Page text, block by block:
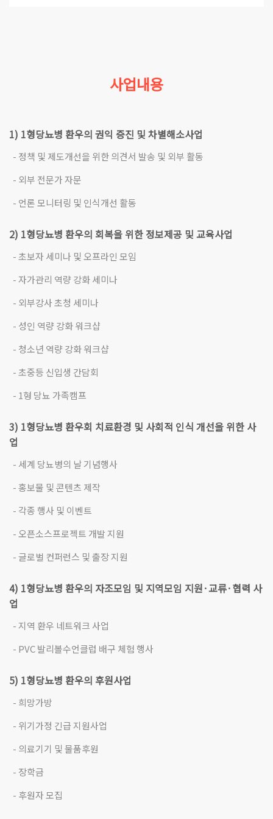
사업내용
1) 1형당뇨병 환우의 권익 증진 및 차별해소사업
- 정책 및 제도개선을 위한 의견서 발송 및 외부 활동
- 외부 전문가 자문
- 언론 모니터링 및 인식개선 활동
2) 1형당뇨병 환우의 회복을 위한 정보제공 및 교육사업
- 초보자 세미나 및 오프라인 모임
- 자가관리 역량 강화 세미나
- 외부강사 초청 세미나
- 성인 역량 강화 워크샵
- 청소년 역량 강화 워크샵
- 초중등 신입생 간담회
- 1형 당뇨 가족캠프
3) 1형당뇨병 환우회 치료환경 및 사회적 인식 개선을 위한 사
업
- 세계 당뇨병의 날 기념행사
- 홍보물 및 콘텐츠 제작
- 각종 행사 및 이벤트
- 오픈소스프로젝트 개발 지원
- 글로벌 컨퍼런스 및 출장 지원
4) 1형당뇨병 환우의 자조모임 및 지역모임 지원·교류·협력 사
업
- 지역 환우 네트워크 사업
- PVC 발리볼수언클럽 배구 체험 행사
5) 1형당뇨병 환우의 후원사업
- 희망가방
- 위기가정 긴급 지원사업
- 의료기기 및 물품후원
- 장학금
- 후원자 모집